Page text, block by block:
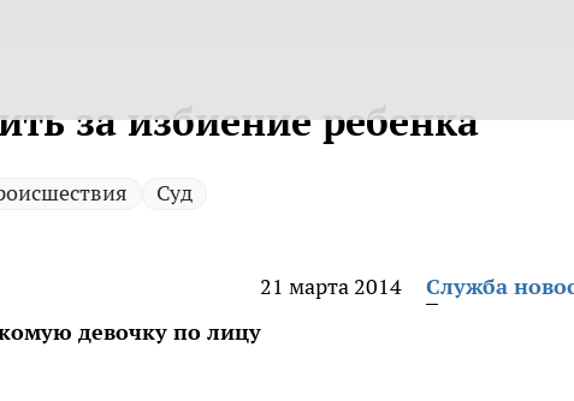
за избиение ребенка
Суд
21 марта 2014
Служба
девочку по лицу